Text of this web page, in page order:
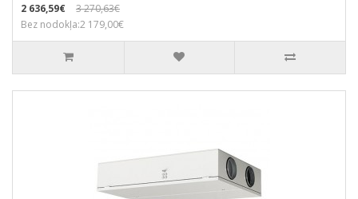
2 636,59€
3 270,63€
Bez nodokļa:2 179,00€